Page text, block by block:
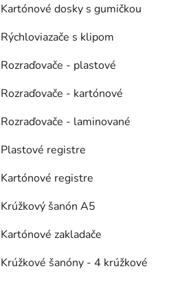
Kartónové dosky s gumičkou
Rýchloviazače s klipom
Rozraďovače - plastové
Rozraďovače - kartónové
Rozraďovače - laminované
Plastové registre
Kartónové registre
Krúžkový šanón A5
Kartónové zakladače
Krúžkové šanóny - 4 krúžkové